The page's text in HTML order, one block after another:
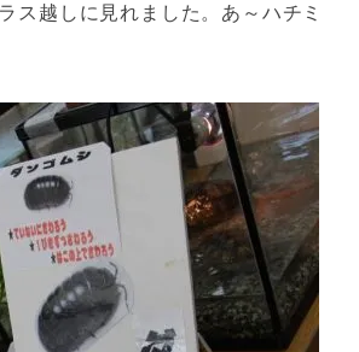
ス越しに見れました。あ～ハチミ